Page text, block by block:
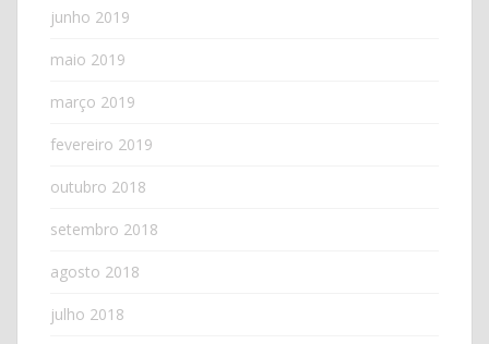
junho 2019
maio 2019
março 2019
fevereiro 2019
outubro 2018
setembro 2018
agosto 2018
julho 2018